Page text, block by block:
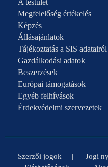
A testület
Megfelelőség értékelés
Képzés
Állásajánlatok
Tájékoztatás a SIS adatairól
Gazdálkodási adatok
Beszerzések
Európai támogatások
Egyéb felhívások
Érdekvédelmi szervezetek
Szerzői jogok Jogi